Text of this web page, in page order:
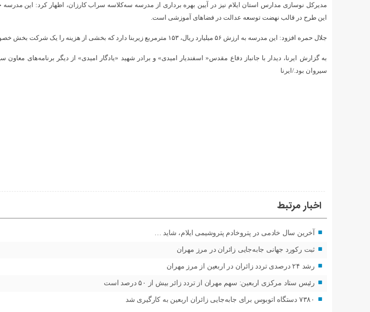
مدیرکل نوسازی مدارس استان ایلام نیز در آیین بهره برداری از مدرسه سه‌کلاسه سراب کارزان، اظهار کرد: این
این طرح در قالب نهضت توسعه عدالت در فضاهای آموزشی است.
جلال حمره افزود: این مدرسه به ارزش ۵۶ میلیارد ریال، ۱۵۳ مترمربع زیربنا دارد که بخشی از هزینه را یک شرکت بخش خصوصی پرداخت کرده است.
به گزارش ایرنا، دیدار با جانباز دفاع مقدس« اسفندیار امیدی» و برادر شهید «یادگار امیدی» از دیگر برنامه‌های معاون
سیروان بود./ایرنا
اخبار مرتبط
آخرین سال خادمی در پتروخادم پتروشیمی ایلام، شاید …
ثبت رکورد جهانی جابه‌جایی زائران در مرز مهران
رشد ۲۴ درصدی تردد زائران در اربعین از مرز مهران
رئیس ستاد مرکزی اربعین: سهم مهران از تردد زائر بیش از ۵۰ درصد است
۷۳۸۰ دستگاه اتوبوس برای جابه‌جایی زائران اربعین به‌ کارگیری شد